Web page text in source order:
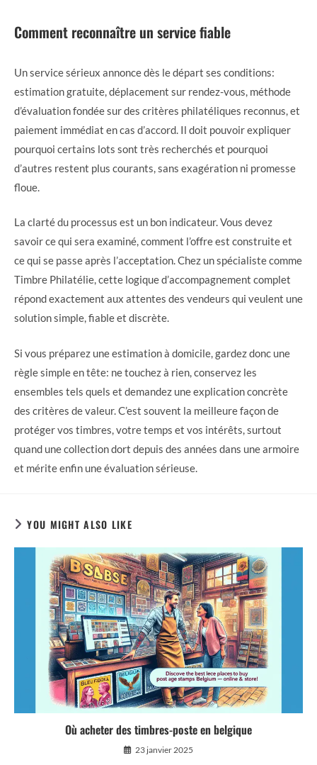
Comment reconnaître un service fiable
Un service sérieux annonce dès le départ ses conditions:
estimation gratuite, déplacement sur rendez-vous, méthode
d’évaluation fondée sur des critères philatéliques reconnus, et
paiement immédiat en cas d’accord. Il doit pouvoir expliquer
pourquoi certains lots sont très recherchés et pourquoi
d’autres restent plus courants, sans exagération ni promesse
floue.
La clarté du processus est un bon indicateur. Vous devez
savoir ce qui sera examiné, comment l’offre est construite et
ce qui se passe après l’acceptation. Chez un spécialiste comme
Timbre Philatélie, cette logique d’accompagnement complet
répond exactement aux attentes des vendeurs qui veulent une
solution simple, fiable et discrète.
Si vous préparez une estimation à domicile, gardez donc une
règle simple en tête: ne touchez à rien, conservez les
ensembles tels quels et demandez une explication concrète
des critères de valeur. C’est souvent la meilleure façon de
protéger vos timbres, votre temps et vos intérêts, surtout
quand une collection dort depuis des années dans une armoire
et mérite enfin une évaluation sérieuse.
YOU MIGHT ALSO LIKE
Où acheter des timbres-poste en belgique
23 janvier 2025